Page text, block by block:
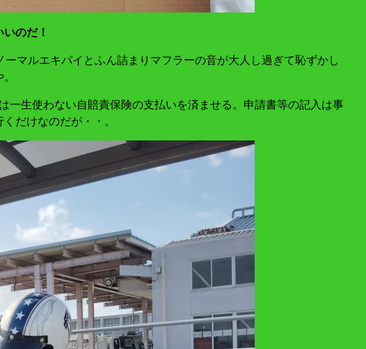
のだ！
マルエキパイとふん詰まりマフラーの音が大人し過ぎて恥ずかし
生使わない自賠責保険の支払いを済ませる。申請書等の記入は事
だけなのだが・・。